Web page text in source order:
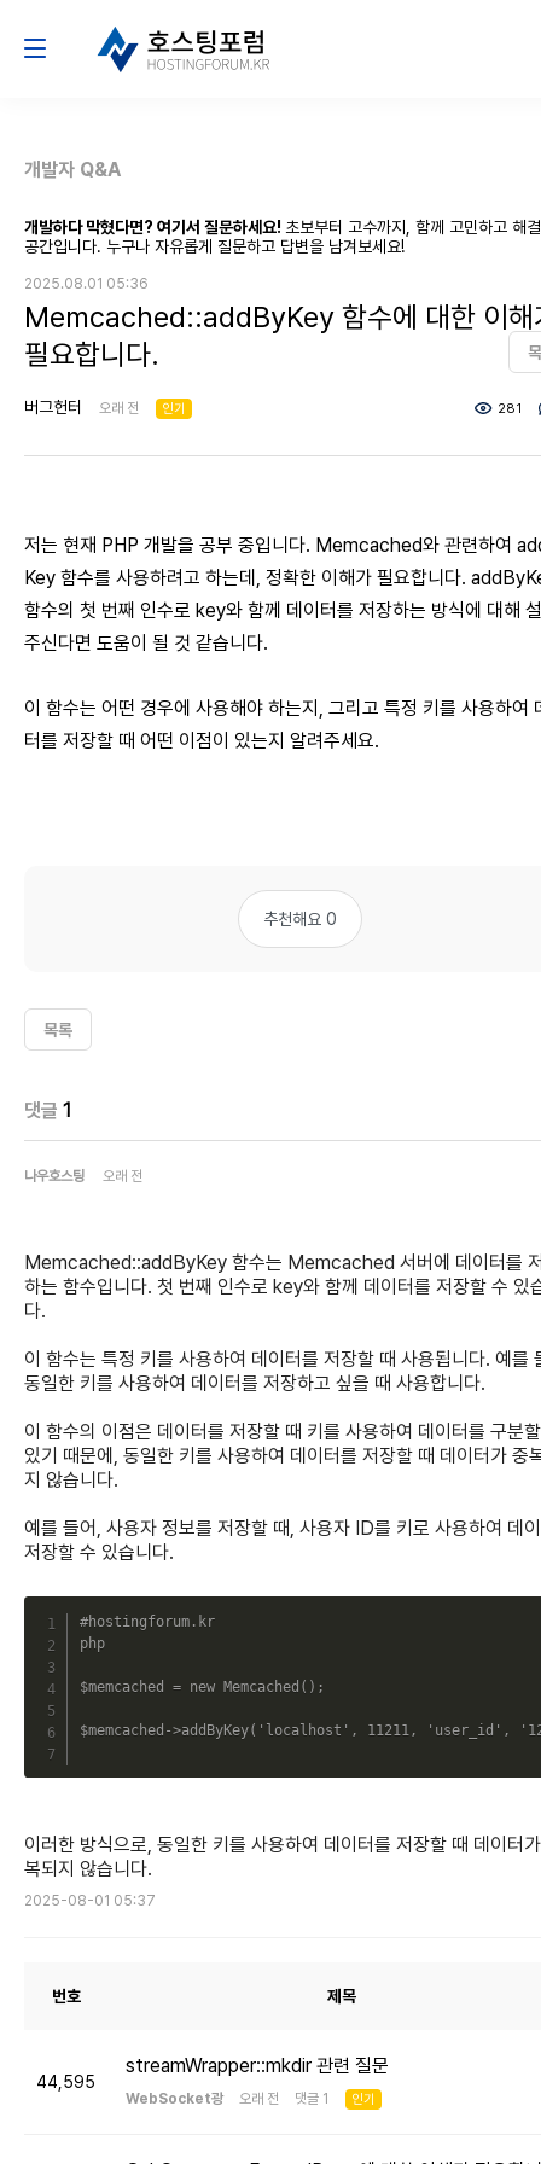
개발자 Q&A
개발하다 막혔다면? 여기서 질문하세요! 초보부터 고수까지, 함께 고민하고 해
공간입니다. 누구나 자유롭게 질문하고 답변을 남겨보세요!
2025.08.01 05:36
Memcached::addByKey 함수에 대한 이해
필요합니다.
버그헌터 오래 전 인기 281
저는 현재 PHP 개발을 공부 중입니다. Memcached와 관련하여
Key 함수를 사용하려고 하는데, 정확한 이해가 필요합니다.
함수의 첫 번째 인수로 key와 함께 데이터를 저장하는 방식에 대해
주신다면 도움이 될 것 같습니다.
이 함수는 어떤 경우에 사용해야 하는지, 그리고 특정 키를 사용하여
터를 저장할 때 어떤 이점이 있는지 알려주세요.
추천해요 0
목록
댓글 1
나우호스팅 오래 전
Memcached::addByKey 함수는 Memcached 서버에 데이터를
하는 함수입니다. 첫 번째 인수로 key와 함께 데이터를 저장할 수 있
다.
이 함수는 특정 키를 사용하여 데이터를 저장할 때 사용됩니다. 예를
동일한 키를 사용하여 데이터를 저장하고 싶을 때 사용합니다.
이 함수의 이점은 데이터를 저장할 때 키를 사용하여 데이터를 구분
있기 때문에, 동일한 키를 사용하여 데이터를 저장할 때 데이터가 중
지 않습니다.
예를 들어, 사용자 정보를 저장할 때, 사용자 ID를 키로 사용하여 데
저장할 수 있습니다.
#hostingforum.kr
php
$memcached = new Memcached ( ) ;
$memcached ->addByKey( 'localhost' , 11211, 'user_id' ,
이러한 방식으로, 동일한 키를 사용하여 데이터를 저장할 때 데이터
복되지 않습니다.
2025-08-01 05:37
번호 제목
44,595
streamWrapper::mkdir 관련 질문
WebSocket광 오래 전 댓글 1 인기